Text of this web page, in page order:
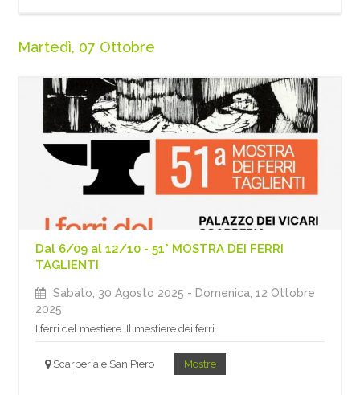
Martedì, 07 Ottobre
Dal 6/09 al 12/10 - 51° MOSTRA DEI FERRI
TAGLIENTI
Sabato, 30 Agosto 2025 - Domenica, 12 Ottobre
2025
I ferri del mestiere. Il mestiere dei ferri.
Scarperia e San Piero Mostre